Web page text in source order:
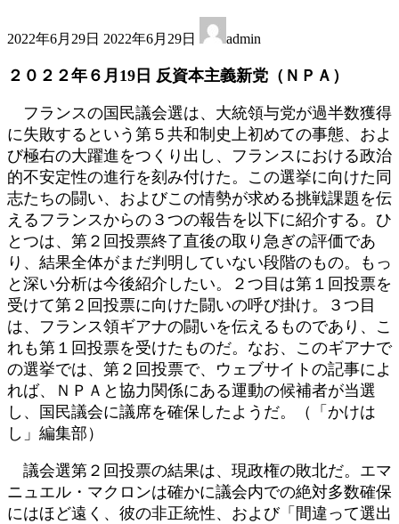
2022年6月29日 終
新
時
:
2022年6月29日 admin
２０２２年６月19日 反資本主義新党（ＮＰＡ）
フランスの国民議会選は、大統領与党が過半数獲得
に失敗するという第５共和制史上初めての事態、およ
び極右の大躍進をつくり出し、フランスにおける政治
的不安定性の進行を刻み付けた。この選挙に向けた同
志たちの闘い、およびこの情勢が求める挑戦課題を伝
えるフランスからの３つの報告を以下に紹介する。ひ
とつは、第２回投票終了直後の取り急ぎの評価であ
り、結果全体がまだ判明していない段階のもの。もっ
と深い分析は今後紹介したい。２つ目は第１回投票を
受けて第２回投票に向けた闘いの呼び掛け。３つ目
は、フランス領ギアナの闘いを伝えるものであり、こ
れも第１回投票を受けたものだ。なお、このギアナで
の選挙では、第２回投票で、ウェブサイトの記事によ
れば、ＮＰＡと協力関係にある運動の候補者が当選
し、国民議会に議席を確保したようだ。（「かけは
し」編集部）
議会選第２回投票の結果は、現政権の敗北だ。エマ
ニュエル・マクロンは確かに議会内での絶対多数確保
にはほど遠く、彼の非正統性、および「間違って選出